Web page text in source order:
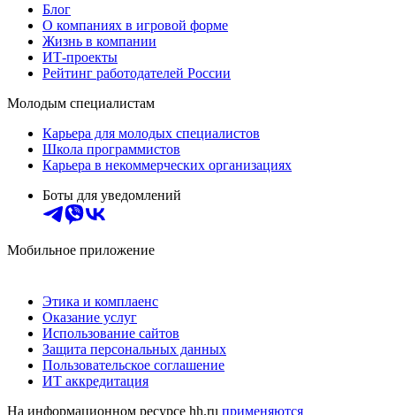
Блог
О компаниях в игровой форме
Жизнь в компании
ИТ-проекты
Рейтинг работодателей России
Молодым специалистам
Карьера для молодых специалистов
Школа программистов
Карьера в некоммерческих организациях
Боты для уведомлений
Мобильное приложение
Этика и комплаенс
Оказание услуг
Использование сайтов
Защита персональных данных
Пользовательское соглашение
ИТ аккредитация
На информационном ресурсе hh.ru применяются